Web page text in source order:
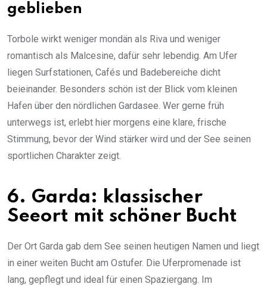
geblieben
Torbole wirkt weniger mondän als Riva und weniger
romantisch als Malcesine, dafür sehr lebendig. Am Ufer
liegen Surfstationen, Cafés und Badebereiche dicht
beieinander. Besonders schön ist der Blick vom kleinen
Hafen über den nördlichen Gardasee. Wer gerne früh
unterwegs ist, erlebt hier morgens eine klare, frische
Stimmung, bevor der Wind stärker wird und der See seinen
sportlichen Charakter zeigt.
6. Garda: klassischer
Seeort mit schöner Bucht
Der Ort Garda gab dem See seinen heutigen Namen und liegt
in einer weiten Bucht am Ostufer. Die Uferpromenade ist
lang, gepflegt und ideal für einen Spaziergang. Im